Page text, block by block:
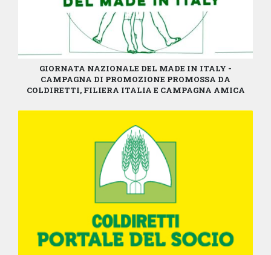
GIORNATA NAZIONALE DEL MADE IN ITALY -
CAMPAGNA DI PROMOZIONE PROMOSSA DA
COLDIRETTI, FILIERA ITALIA E CAMPAGNA AMICA